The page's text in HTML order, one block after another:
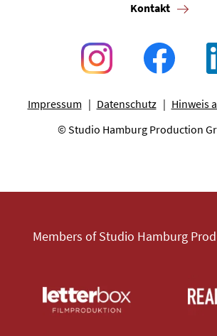
Kontakt
Impressum Datenschutz
Hinweis
© Studio Hamburg Production
Members of Studio Hamburg